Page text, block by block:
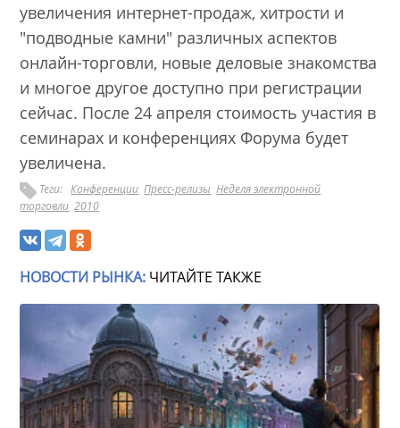
увеличения интернет-продаж, хитрости и
"подводные камни" различных аспектов
онлайн-торговли, новые деловые знакомства
и многое другое доступно при регистрации
сейчас. После 24 апреля стоимость участия в
семинарах и конференциях Форума будет
увеличена.
Теги: Конференции Пресс-релизы Неделя электронной
торговли 2010
НОВОСТИ РЫНКА: ЧИТАЙТЕ ТАКЖЕ